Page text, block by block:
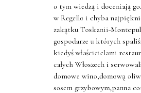
o tym wiedzą i doceniają
w Regello i chyba
zakątku Toskanii-
gospodarze u których
kiedyś właścicielami
całych Włoszech i
domowe wino,domową
sosem grzybowym,panna